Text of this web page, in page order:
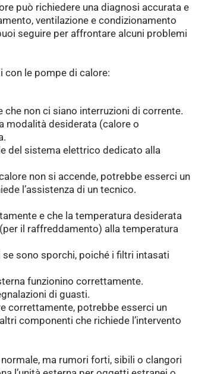
può richiedere una diagnosi accurata e
ventilazione e condizionamento
seguire per affrontare alcuni problemi
con le pompe di calore:
che non ci siano interruzioni di corrente.
modalità desiderata (calore o
del sistema elettrico dedicato alla
non si accende, potrebbe esserci un
l’assistenza di un tecnico.
e che la temperatura desiderata
il raffreddamento) alla temperatura
sono sporchi, poiché i filtri intasati
funzionino correttamente.
di guasti.
correttamente, potrebbe esserci un
componenti che richiede l’intervento
ma rumori forti, sibili o clangori